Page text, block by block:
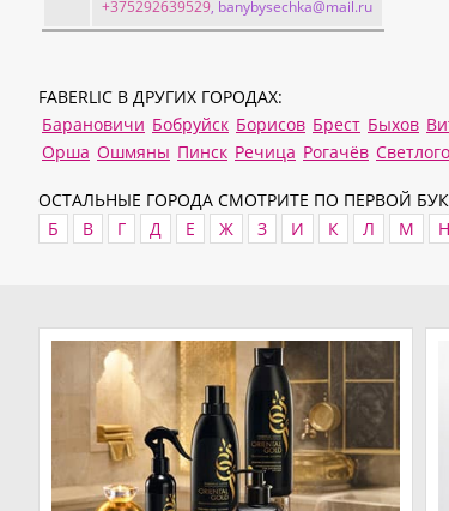
+375292639529, banybysechka@mail.ru
FABERLIC В ДРУГИХ ГОРОДАХ:
Барановичи Бобруйск Борисов Брест Быхов
Орша Ошмяны Пинск Речица Рогачёв
ОСТАЛЬНЫЕ ГОРОДА СМОТРИТЕ ПО ПЕРВОЙ
Б
В Г Д Е Ж З И К Л М Н